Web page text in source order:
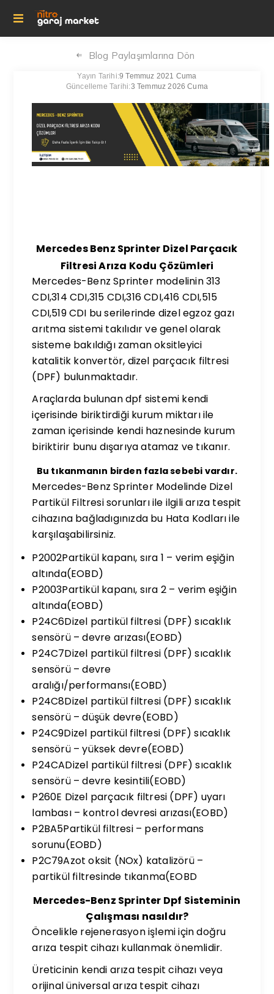
Blog Paylaşımlarına Dön
Yayın Tarihi:9 Temmuz 2021 Cuma
Güncelleme Tarihi:3 Temmuz 2026 Cuma
Mercedes Benz Sprinter Dizel Parçacık
Filtresi Arıza Kodu Çözümleri
Mercedes-Benz Sprinter modelinin 313
CDI,314 CDI,315 CDI,316 CDI,416 CDI,515
CDI,519 CDI bu serilerinde dizel egzoz gazı
arıtma sistemi takılıdır ve genel olarak
sisteme bakıldığı zaman oksitleyici
katalitik konvertör, dizel parçacık filtresi
(DPF) bulunmaktadır.
Araçlarda bulunan dpf sistemi kendi
içerisinde biriktirdiği kurum miktarı ile
zaman içerisinde kendi haznesinde kurum
biriktirir bunu dışarıya atamaz ve tıkanır.
Bu tıkanmanın birden fazla sebebi vardır.
Mercedes-Benz Sprinter Modelinde Dizel
Partikül Filtresi sorunları ile ilgili arıza tespit
cihazına bağladıgınızda bu Hata Kodları ile
karşılaşabilirsiniz.
P2002Partikül kapanı, sıra 1 – verim eşiğin
altında(EOBD)
P2003Partikül kapanı, sıra 2 – verim eşiğin
altında(EOBD)
P24C6Dizel partikül filtresi (DPF) sıcaklık
sensörü – devre arızası(EOBD)
P24C7Dizel partikül filtresi (DPF) sıcaklık
sensörü – devre
aralığı/performansı(EOBD)
P24C8Dizel partikül filtresi (DPF) sıcaklık
sensörü – düşük devre(EOBD)
P24C9Dizel partikül filtresi (DPF) sıcaklık
sensörü – yüksek devre(EOBD)
P24CADizel partikül filtresi (DPF) sıcaklık
sensörü – devre kesintili(EOBD)
P260E Dizel parçacık filtresi (DPF) uyarı
lambası – kontrol devresi arızası(EOBD)
P2BA5Partikül filtresi – performans
sorunu(EOBD)
P2C79Azot oksit (NOx) katalizörü –
partikül filtresinde tıkanma(EOBD
Mercedes-Benz Sprinter Dpf Sisteminin
Çalışması nasıldır?
Öncelikle rejenerasyon işlemi için doğru
arıza tespit cihazı kullanmak önemlidir.
Üreticinin kendi arıza tespit cihazı veya
orijinal üniversal arıza tespit cihazı